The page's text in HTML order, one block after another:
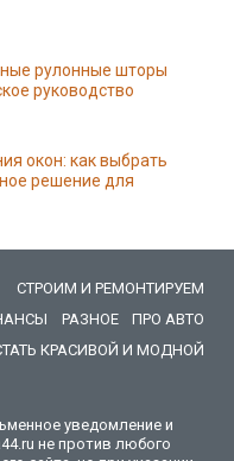
рулонные шторы
руководство
окон: как выбрать
решение для
СТРОИМ И РЕМОНТИРУЕМ
РАЗНОЕ
ПРО АВТО
КРАСИВОЙ И МОДНОЙ
уведомление и
не против любого